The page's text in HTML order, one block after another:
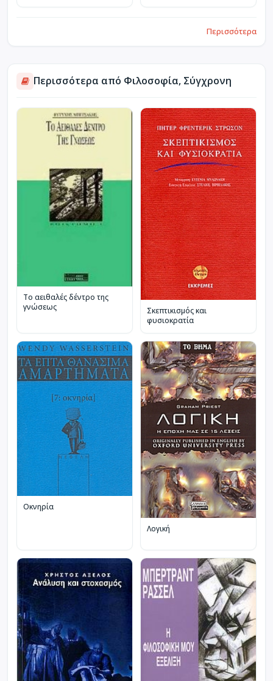
Περισσότερα
Περισσότερα από Φιλοσοφία, Σύγχρονη
Το αειθαλές δέντρο της
γνώσεως
Σκεπτικισμός και
φυσιοκρατία
Οκνηρία
Λογική